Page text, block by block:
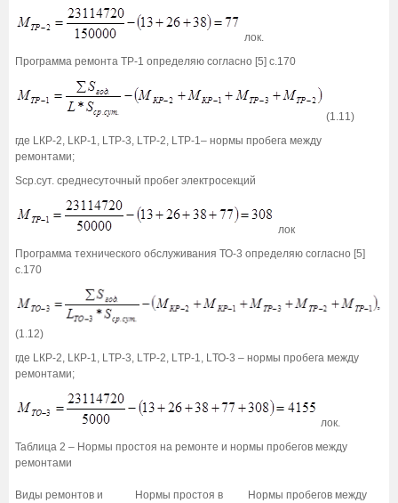
лок.
Программа ремонта ТР-1 определяю согласно [5] с.170
(1.11)
где LКР-2, LКР-1, LТР-3, LТР-2, LТР-1– нормы пробега между
ремонтами;
Sср.сут. среднесуточный пробег электросекций
лок
Программа технического обслуживания ТО-3 определяю согласно [5]
с.170
(1.12)
где LКР-2, LКР-1, LТР-3, LТР-2, LТР-1, LТО-3 – нормы пробега между
ремонтами;
лок.
Таблица 2 – Нормы простоя на ремонте и нормы пробегов между
ремонтами
Виды ремонтов и
Нормы простоя в
Нормы пробегов между